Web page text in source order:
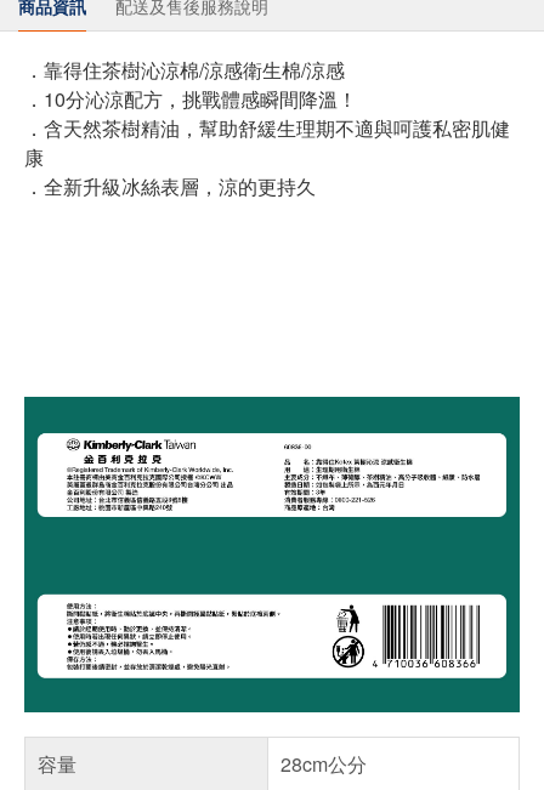
商品資訊 配送及售後服務說明
．靠得住茶樹沁涼棉/涼感衛生棉/涼感
．10分沁涼配方，挑戰體感瞬間降溫！
．含天然茶樹精油，幫助舒緩生理期不適與呵護私密肌健
康
．全新升級冰絲表層，涼的更持久
容量
28cm公分